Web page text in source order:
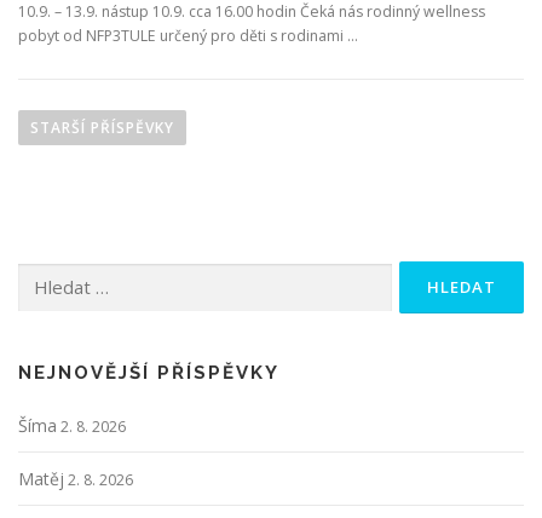
10.9. – 13.9. nástup 10.9. cca 16.00 hodin Čeká nás rodinný wellness
pobyt od NFP3TULE určený pro děti s rodinami …
a
r
o
p
ř
STARŠÍ PŘÍSPĚVKY
NEJNOVĚJŠÍ PŘÍSPĚVKY
Šíma 2. 8. 2026
Matěj 2. 8. 2026